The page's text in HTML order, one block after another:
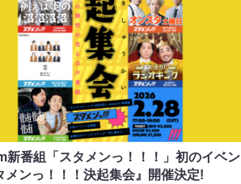
新番組「スタメンっ！！！」初のイベン
メンっ！！！決起集会』開催決定!